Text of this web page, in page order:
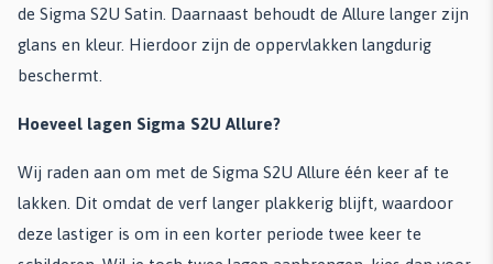
de Sigma S2U Satin. Daarnaast behoudt de Allure langer zijn
glans en kleur. Hierdoor zijn de oppervlakken langdurig
beschermt.
Hoeveel lagen Sigma S2U Allure?
Wij raden aan om met de Sigma S2U Allure één keer af te
lakken. Dit omdat de verf langer plakkerig blijft, waardoor
deze lastiger is om in een korter periode twee keer te